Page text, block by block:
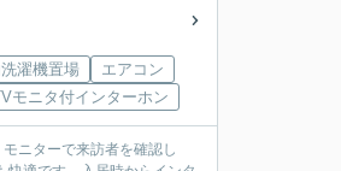
濯機置場
エアコン
モニタ付インターホン
ニターで来訪者を確認し